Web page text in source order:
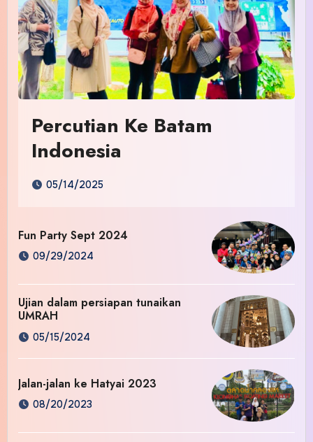
Percutian Ke Batam
Indonesia
05/14/2025
Fun Party Sept 2024
09/29/2024
Ujian dalam persiapan tunaikan
UMRAH
05/15/2024
Jalan-jalan ke Hatyai 2023
08/20/2023